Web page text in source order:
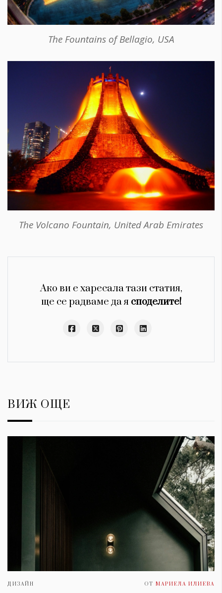
The Fountains of Bellagio, USA
The Volcano Fountain, United Arab Emirates
Ако ви е харесала тази статия,
ще се радваме да я споделите!
ВИЖ ОЩЕ
ДИЗАЙН ОТ МАРИЕЛА ИЛИЕВА